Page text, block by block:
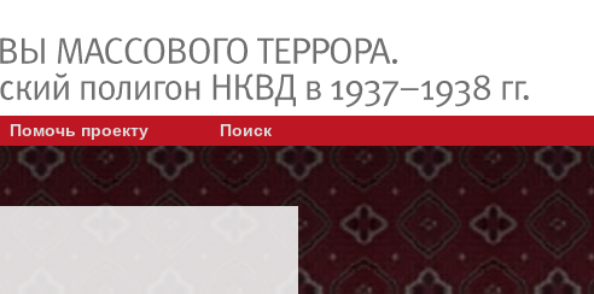
Помочь проекту Поиск